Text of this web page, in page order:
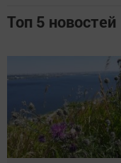
Топ 5 новостей